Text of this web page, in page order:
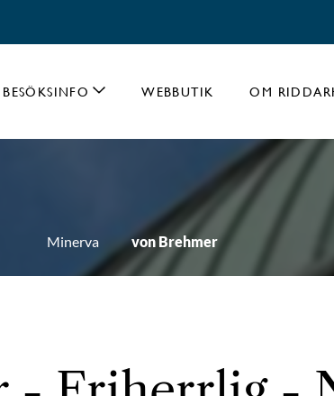
BESÖKSINFO WEBBUTIK OM
Minerva von Brehmer